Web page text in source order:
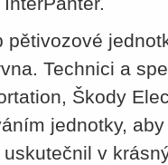
pětivozové
Technici a
Škody
jednotky,
v